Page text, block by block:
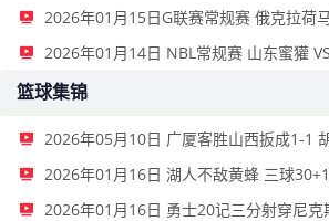
2026年01月14日 NBL常规赛 山东蜜獾
篮球集锦